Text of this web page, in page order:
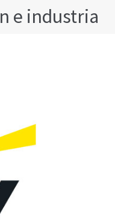
e industria